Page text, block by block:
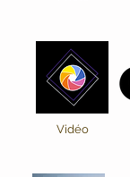
Vidéo